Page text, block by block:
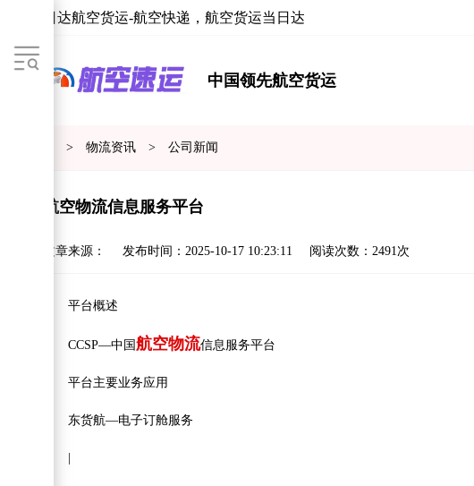
当日达航空货运-航空快递，航空货运当日达
中国领先航空货运
> 物流资讯 > 公司新闻
航空物流信息服务平台
文章来源： 发布时间： 2025-10-17 10:23:11 阅读次数： 2491次
平台概述
CCSP—中国 航空物流信息服务平台
平台主要业务应用
东货航—电子订舱服务